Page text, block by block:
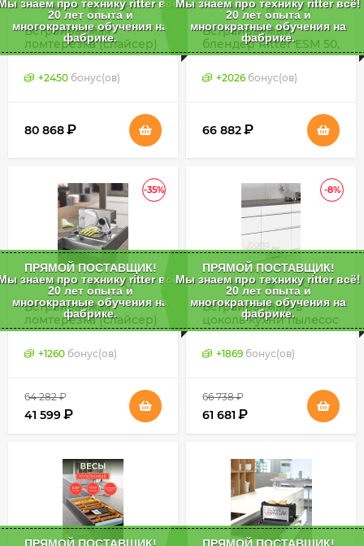
знаем про технику ritter всё!
20 лет опыта и
многократные обучения на
фабрике.
Встраиваемая
ломтерезка (слайсер)
Ritter AES 72 SR,
Германия
+2450 бонус(ов)
80 868₽
Мы знаем про технику ritter всё!
20 лет опыта и
многократные обучения на
фабрике.
Встраиваемый
блендер Ritter ESM 50,
Германия
+2026 бонус(ов)
66 882₽
-35%
ПРЯМОЙ ПОСТАВЩИК!
знаем про технику ritter всё!
20 лет опыта и
многократные обучения на
фабрике.
Встраиваемая
ломтерезка (слайсер)
Ritter AES 62 S,
Германия
+1260 бонус(ов)
64 282 ₽
41 599₽
-8%
ПРЯМОЙ ПОСТАВЩИК!
Мы знаем про технику ritter всё!
20 лет опыта и
многократные обучения на
фабрике.
Встраиваемый в
цоколь кухни пылесос
Ritter SES 10
(Германия)
+1869 бонус(ов)
66 738 ₽
61 681 ₽
ПРЯМОЙ ПОСТАВЩИК!
ПРЯМОЙ ПОСТАВЩИК!